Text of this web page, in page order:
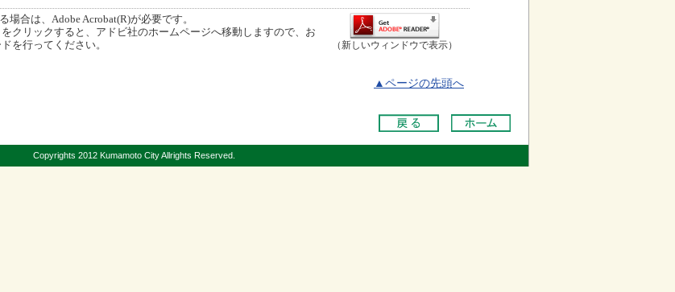
合は、Adobe Acrobat(R)が必要です。
クリックすると、アドビ社のホームページへ移動しますので、お
を行ってください。
（新しいウィンドウで表示）
▲ページの先頭へ
Copyrights 2012 Kumamoto City Allrights Reserved.